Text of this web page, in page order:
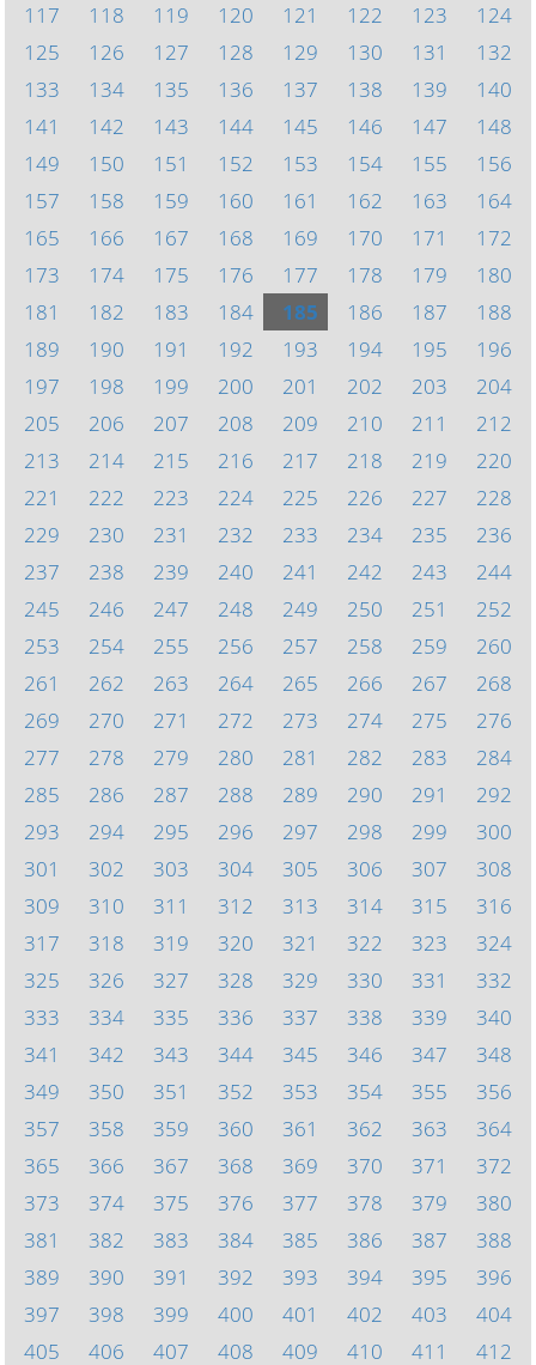
117
118 119 120 121 122 123
124
125
126 127 128 129 130 131
132
133
134 135 136 137 138 139
140
141
142 143 144 145 146 147
148
149
150 151 152 153 154 155
156
157
158 159 160 161 162 163
164
165
166 167 168 169 170 171
172
173
174 175 176 177 178 179
180
181
182 183 184 185 186 187
188
189
190 191 192 193 194 195
196
197
198 199 200 201 202 203
204
205
206 207 208 209 210 211
212
213
214 215 216 217 218 219
220
221
222 223 224 225 226 227
228
229
230 231 232 233 234 235
236
237
238 239 240 241 242 243
244
245
246 247 248 249 250 251
252
253
254 255 256 257 258 259
260
261
262 263 264 265 266 267
268
269
270 271 272 273 274 275
276
277
278 279 280 281 282 283
284
285
286 287 288 289 290 291
292
293
294 295 296 297 298 299
300
301
302 303 304 305 306 307
308
309
310 311 312 313 314 315
316
317
318 319 320 321 322 323
324
325
326 327 328 329 330 331
332
333
334 335 336 337 338 339
340
341
342 343 344 345 346 347
348
349
350 351 352 353 354 355
356
357
358 359 360 361 362 363
364
365
366 367 368 369 370 371
372
373
374 375 376 377 378 379
380
381
382 383 384 385 386 387
388
389
390 391 392 393 394 395
396
397
398 399 400 401 402 403
404
405
406 407 408 409 410 411 412